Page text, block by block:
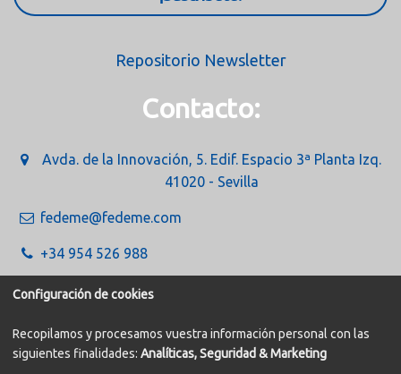
Repositorio Newsletter
Contacto:
Avda. de la Innovación, 5. Edif. Espacio 3ª Planta Izq.
41020 - Sevilla
fedeme@fedeme.com
+34 954 526 988
Configuración de cookies
Recopilamos y procesamos vuestra información personal con las
siguientes finalidades: Analíticas, Seguridad & Marketing